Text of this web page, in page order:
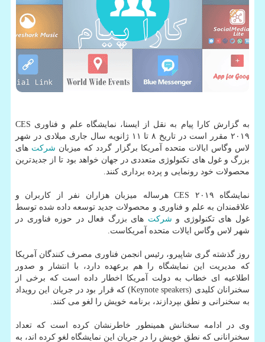
به گزارش كارا پیام به نقل از ایسنا، نمایشگاه علم و فناوری CES
۲۰۱۹ مقرر است در تاریخ ۸ تا ۱۱ ژانویه سال جاری میلادی در شهر
لاس وگاس ایالات متحده آمریكا برگزار گردد كه میزبان شركت های
بزرگ و غول های تكنولوژی متعددی در جهان خواهد بود تا از جدیدترین
محصولات خود رونمایی و پرده برداری كنند.
نمایشگاه CES ۲۰۱۹ هرساله میزبان هزاران نفر از كاربران و
علاقمندان به علم و فناوری و محصولات جدید توسعه داده شده توسط
غول های تكنولوژی و شركت های بزرگ فعال در حوزه فناوری در
شهر لاس وگاس ایالات متحده آمریكاست.
روز گذشته گری شاپیرو، رئیس انجمن فناوری مصرف كنندگان آمریكا
كه مدیریت این نمایشگاه را هم برعهده دارد، با انتشار و صدور
اطلاعیه ای خطاب به دولت آمریكا اخطار داده است كه برخی از
سخنرانان كلیدی (Keynote speakers) كه قرار بود در جریان این رویداد
به سخنرانی و نطق بپردازند، برنامه خویش را لغو می كنند.
وی در ادامه سخنانش همینطور خاطرنشان كرده است كه تعداد
سخنرانانی كه نطق خویش را در جریان این نمایشگاه لغو كرده اند، به